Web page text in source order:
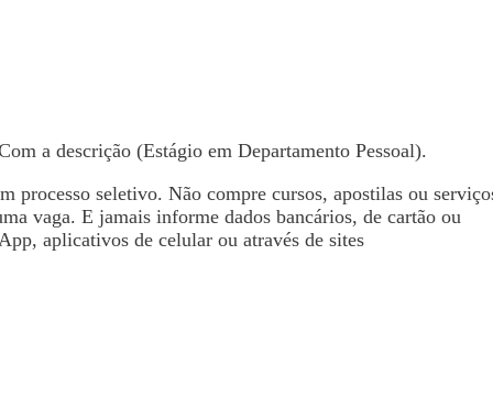
a descrição (Estágio em Departamento Pessoal).
seletivo. Não compre cursos, apostilas ou
vaga. E jamais informe dados bancários, de cartão ou
aplicativos de celular ou através de sites